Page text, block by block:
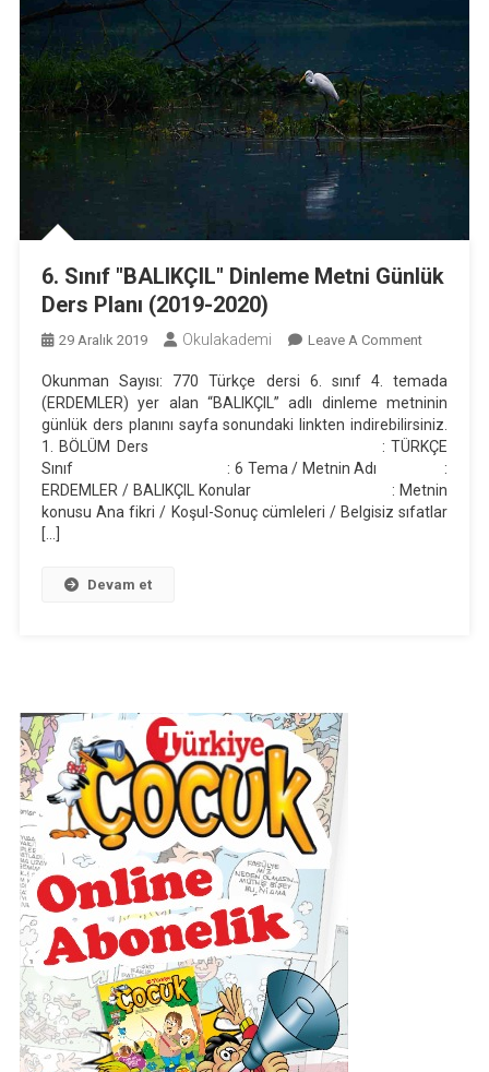
6. Sınıf "BALIKÇIL" Dinleme Metni Günlük
Ders Planı (2019-2020)
29 Aralık 2019 Okulakademi Leave A CommentOn
Sınıf
Dinleme
Metni
Günlük
Ders
Okunman Sayısı: 770 Türkçe dersi 6. sınıf 4. temada
(ERDEMLER) yer alan “BALIKÇIL” adlı dinleme metninin
günlük ders planını sayfa sonundaki linkten indirebilirsiniz.
1. BÖLÜM Ders : TÜRKÇE
Sınıf : 6 Tema / Metnin Adı :
ERDEMLER / BALIKÇIL Konular : Metnin
konusu Ana fikri / Koşul-Sonuç cümleleri / Belgisiz sıfatlar
[…]
Devam et